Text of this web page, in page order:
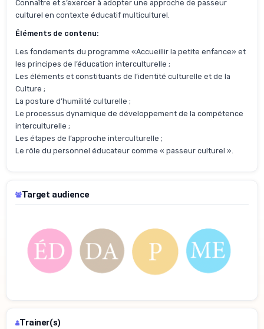
Connaître et s’exercer à adopter une approche de passeur
culturel en contexte éducatif multiculturel.
Éléments de contenu:
Les fondements du programme «Accueillir la petite enfance» et
les principes de l’éducation interculturelle ;
Les éléments et constituants de l’identité culturelle et de la
Culture ;
La posture d’humilité culturelle ;
Le processus dynamique de développement de la compétence
interculturelle ;
Les étapes de l’approche interculturelle ;
Le rôle du personnel éducateur comme « passeur culturel ».
Target audience
Trainer(s)